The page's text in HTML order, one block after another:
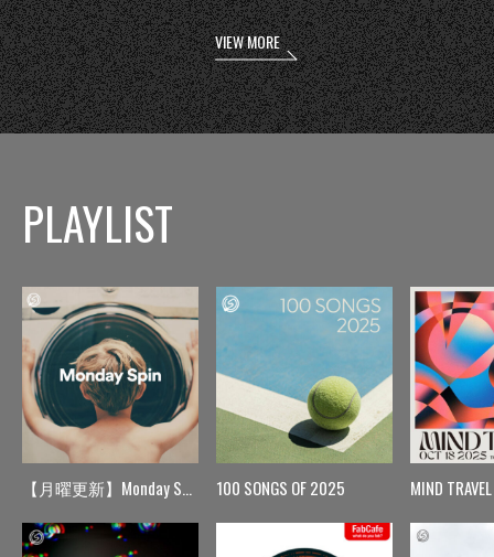
VIEW MORE
PLAYLIST
【月曜更新】Monday Spin 100 SONGS OF 2025 MIND TRAVEL